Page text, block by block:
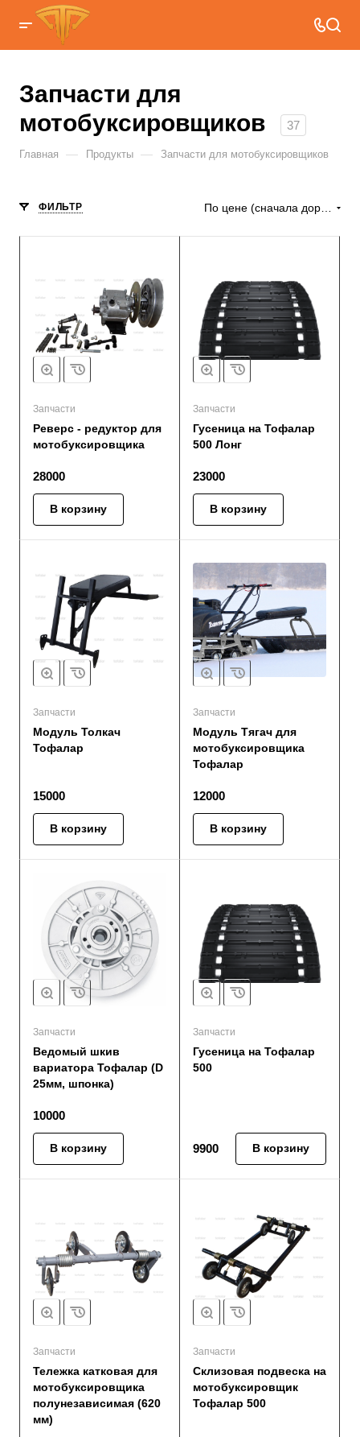
Запчасти для
мотобуксировщиков
37
Главная — Продукты — Запчасти для мотобуксировщиков
ФИЛЬТР
Запчасти
Реверс - редуктор для
мотобуксировщика
28000
В корзину
Запчасти
Гусеница на Тофалар
500 Лонг
23000
В корзину
Запчасти
Модуль Толкач
Тофалар
15000
В корзину
Запчасти
Модуль Тягач для
мотобуксировщика
Тофалар
12000
В корзину
Запчасти
Ведомый шкив
вариатора Тофалар (D
25мм, шпонка)
10000
В корзину
Запчасти
Гусеница на Тофалар
500
9900 В корзину
Запчасти
Тележка катковая для
мотобуксировщика
полунезависимая (620
мм)
Запчасти
Склизовая подвеска на
мотобуксировщик
Тофалар 500